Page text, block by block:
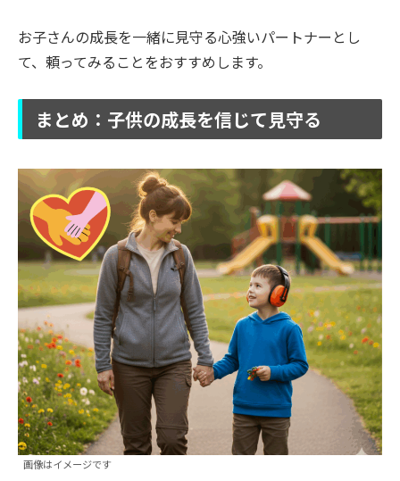
お子さんの成長を一緒に見守る心強いパートナーとし
て、頼ってみることをおすすめします。
まとめ：子供の成長を信じて見守る
画像はイメージです